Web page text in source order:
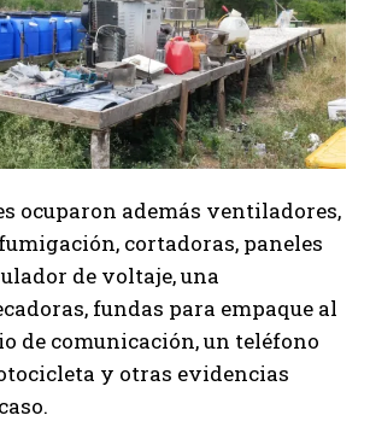
ocuparon además ventiladores,
cortadoras, paneles
de voltaje, una
fundas para empaque al
de comunicación, un teléfono
y otras evidencias